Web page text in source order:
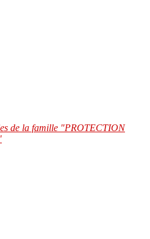
de la famille "PROTECTION